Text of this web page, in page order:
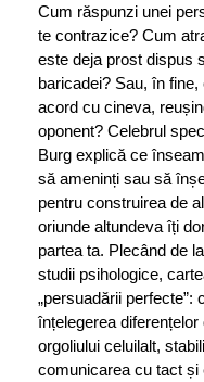
Cum răspunzi unei
te contrazice? Cum
este deja prost dispus
baricadei? Sau, în
acord cu cineva,
oponent? Celebrul
Burg explică ce
să ameninți sau să
pentru construirea de
oriunde altundeva îți
partea ta. Plecând de
studii psihologice,
„persuadării perfecte”:
înțelegerea
orgoliului celuilalt,
comunicarea cu tact și